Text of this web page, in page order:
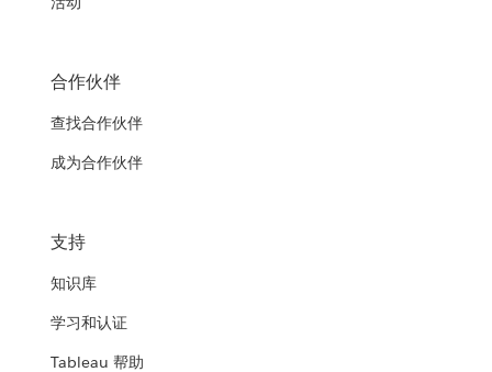
合作伙伴
查找合作伙伴
成为合作伙伴
支持
知识库
学习和认证
Tableau 帮助